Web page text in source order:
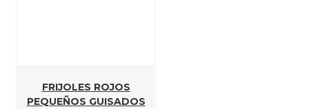
FRIJOLES ROJOS
PEQUEÑOS GUISADOS